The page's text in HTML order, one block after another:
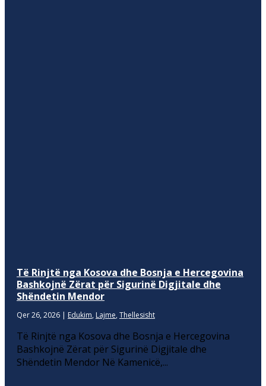
Të Rinjtë nga Kosova dhe Bosnja e Hercegovina
Bashkojnë Zërat për Sigurinë Digjitale dhe
Shëndetin Mendor
Qer 26, 2026 | Edukim, Lajme, Thellesisht
Të Rinjtë nga Kosova dhe Bosnja e Hercegovina
Bashkojnë Zërat për Sigurinë Digjitale dhe
Shëndetin Mendor Në Kamenicë,...